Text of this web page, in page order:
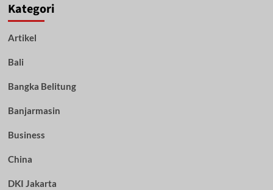
Kategori
Artikel
Bali
Bangka Belitung
Banjarmasin
Business
China
DKI Jakarta